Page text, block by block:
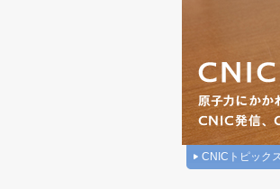
CNICトピック